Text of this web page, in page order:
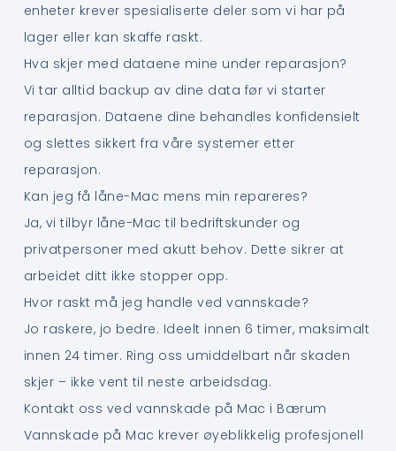
enheter krever spesialiserte deler som vi har på
lager eller kan skaffe raskt.
Hva skjer med dataene mine under reparasjon?
Vi tar alltid backup av dine data før vi starter
reparasjon. Dataene dine behandles konfidensielt
og slettes sikkert fra våre systemer etter
reparasjon.
Kan jeg få låne-Mac mens min repareres?
Ja, vi tilbyr låne-Mac til bedriftskunder og
privatpersoner med akutt behov. Dette sikrer at
arbeidet ditt ikke stopper opp.
Hvor raskt må jeg handle ved vannskade?
Jo raskere, jo bedre. Ideelt innen 6 timer, maksimalt
innen 24 timer. Ring oss umiddelbart når skaden
skjer – ikke vent til neste arbeidsdag.
Kontakt oss ved vannskade på Mac i Bærum
Vannskade på Mac krever øyeblikkelig profesjonell